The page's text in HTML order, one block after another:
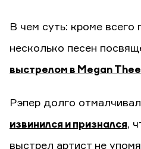
В чем суть: кроме всего
несколько песен
выстрелом в Megan
Рэпер долго
извинился и признался,
выстрел артист не